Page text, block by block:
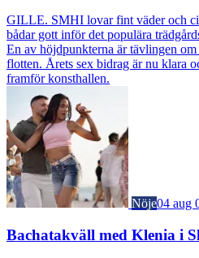
GILLE. SMHI lovar fint väder och
bådar gott inför det populära
En av höjdpunkterna är tävlingen
flotten. Årets sex bidrag är nu klara
framför konsthallen.
Nöje04 aug
Bachatakväll med Klenia i